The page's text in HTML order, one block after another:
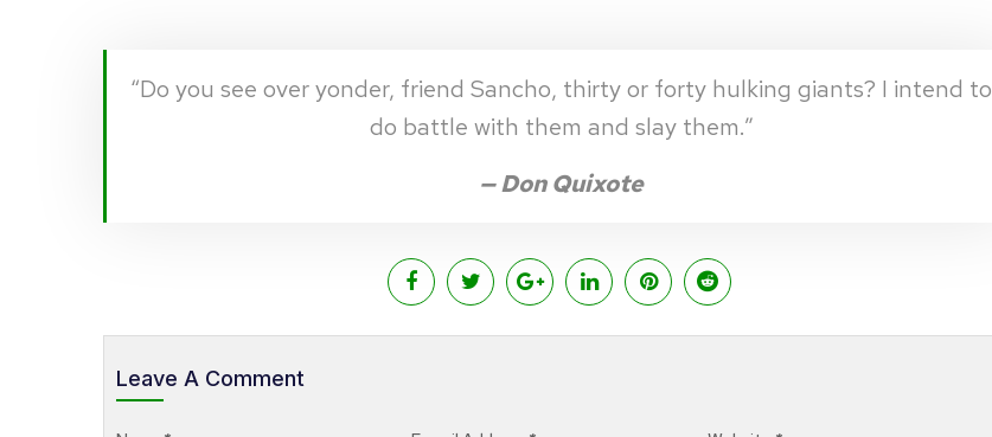
“Do you see over yonder, friend Sancho, thirty or forty hulking giants? I intend to
do battle with them and slay them.”
— Don Quixote
Leave A Comment